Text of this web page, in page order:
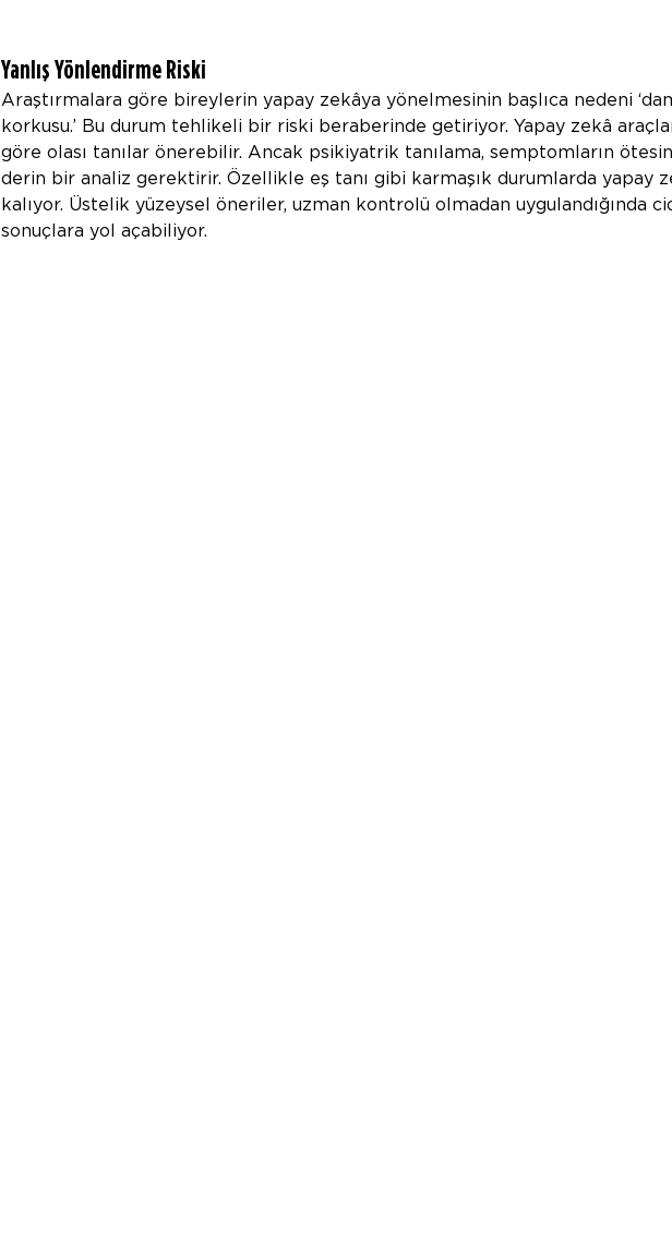
Yanlış Yönlendirme Riski
Araştırmalara göre bireylerin yapay zekâya yönelmesinin başlıca nedeni
korkusu.’ Bu durum tehlikeli bir riski beraberinde getiriyor. Yapay zekâ
göre olası tanılar önerebilir. Ancak psikiyatrik tanılama, semptomların
derin bir analiz gerektirir. Özellikle eş tanı gibi karmaşık durumlarda yapay
kalıyor. Üstelik yüzeysel öneriler, uzman kontrolü olmadan uygulandığında
sonuçlara yol açabiliyor.